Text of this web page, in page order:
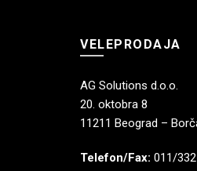
VELEPRODAJA
AG Solutions d.o.o.
20. oktobra 8
11211 Beograd –
Telefon/Fax: 011/